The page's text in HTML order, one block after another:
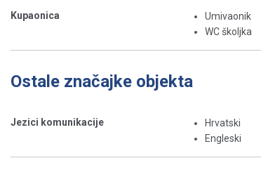
Kupaonica
Umivaonik
WC školjka
Ostale značajke objekta
Jezici komunikacije
Hrvatski
Engleski